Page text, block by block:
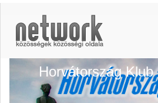
Horvátország Klub